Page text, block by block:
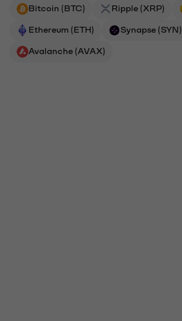
Bitcoin (BTC)
Ripple (XRP)
Ethereum (ETH) Synapse (SYN)
Avalanche (AVAX)